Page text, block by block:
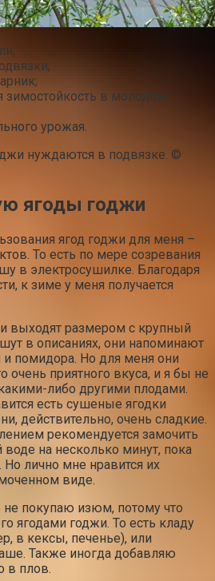
зимостойкость в молодом
урожая.
нуждаются в подвязке. ©
ягоды годжи
ягод годжи для меня –
То есть по мере созревания
в электросушилке. Благодаря
к зиме у меня получается
выходят размером с крупный
в описаниях, они напоминают
помидора. Но для меня они
очень приятного вкуса, и я бы не
либо другими плодами.
есть сушеные ягодки
действительно, очень сладкие.
рекомендуется замочить
на несколько минут, пока
Но лично мне нравится их
виде.
покупаю изюм, потому что
ягодами годжи. То есть кладу
в кексы, печенье), или
Также иногда добавляю
в плов.